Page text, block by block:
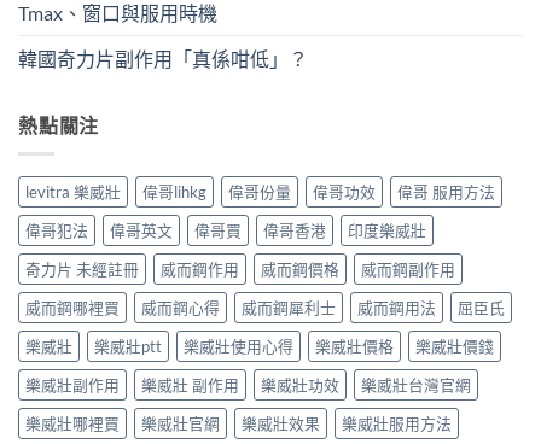
Tmax、窗口與服用時機
韓國奇力片副作用「真係咁低」？
熱點關注
levitra 樂威壯 偉哥lihkg 偉哥份量 偉哥功效
偉哥 服用方法
偉哥犯法
偉哥英文 偉哥買 偉哥香港
印度樂威壯
奇力片 未經註冊
威而鋼作用 威而鋼價格
威而鋼副作用
威而鋼哪裡買
威而鋼心得 威而鋼犀利士 威而鋼用法
屈臣氏
樂威壯
樂威壯ptt 樂威壯使用心得 樂威壯價格
樂威壯價錢
樂威壯副作用
樂威壯 副作用 樂威壯功效
樂威壯台灣官網
樂威壯哪裡買
樂威壯官網 樂威壯效果 樂威壯服用方法